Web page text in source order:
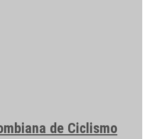
de Ciclismo